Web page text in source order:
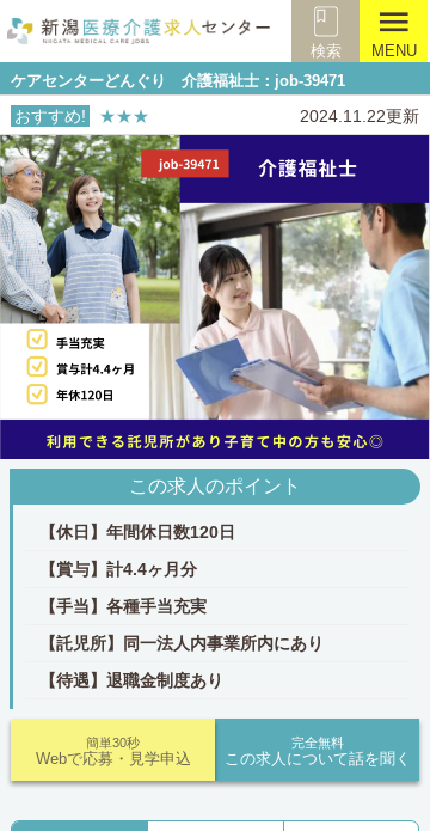
検索
menu
MENU
ケアセンターどんぐり 介護福祉士：job-39471
おすすめ! ★★★ 2024.11.22更新
この求人のポイント
【休日】年間休日数120日
【賞与】計4.4ヶ月分
【手当】各種手当充実
【託児所】同一法人内事業所内にあり
【待遇】退職金制度あり
完全無料
この求人について話を聞く
簡単30秒
Webで応募・見学申込